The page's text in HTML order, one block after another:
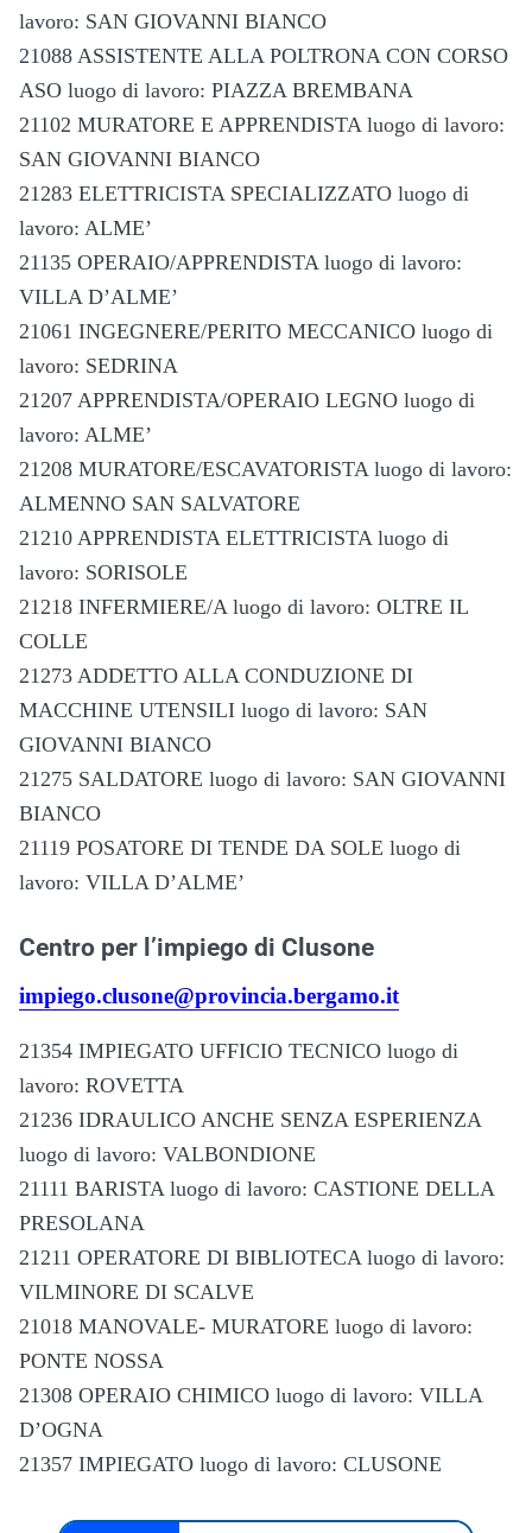
lavoro: SAN GIOVANNI BIANCO
21088 ASSISTENTE ALLA POLTRONA CON CORSO
ASO luogo di lavoro: PIAZZA BREMBANA
21102 MURATORE E APPRENDISTA luogo di lavoro:
SAN GIOVANNI BIANCO
21283 ELETTRICISTA SPECIALIZZATO luogo di
lavoro: ALME’
21135 OPERAIO/APPRENDISTA luogo di lavoro:
VILLA D’ALME’
21061 INGEGNERE/PERITO MECCANICO luogo di
lavoro: SEDRINA
21207 APPRENDISTA/OPERAIO LEGNO luogo di
lavoro: ALME’
21208 MURATORE/ESCAVATORISTA luogo di lavoro:
ALMENNO SAN SALVATORE
21210 APPRENDISTA ELETTRICISTA luogo di
lavoro: SORISOLE
21218 INFERMIERE/A luogo di lavoro: OLTRE IL
COLLE
21273 ADDETTO ALLA CONDUZIONE DI
MACCHINE UTENSILI luogo di lavoro: SAN
GIOVANNI BIANCO
21275 SALDATORE luogo di lavoro: SAN GIOVANNI
BIANCO
21119 POSATORE DI TENDE DA SOLE luogo di
lavoro: VILLA D’ALME’
Centro per l’impiego di Clusone
impiego.clusone@provincia.bergamo.it
21354 IMPIEGATO UFFICIO TECNICO luogo di
lavoro: ROVETTA
21236 IDRAULICO ANCHE SENZA ESPERIENZA
luogo di lavoro: VALBONDIONE
21111 BARISTA luogo di lavoro: CASTIONE DELLA
PRESOLANA
21211 OPERATORE DI BIBLIOTECA luogo di lavoro:
VILMINORE DI SCALVE
21018 MANOVALE- MURATORE luogo di lavoro:
PONTE NOSSA
21308 OPERAIO CHIMICO luogo di lavoro: VILLA
D’OGNA
21357 IMPIEGATO luogo di lavoro: CLUSONE